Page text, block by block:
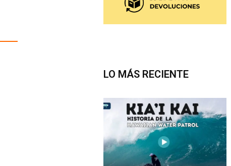
LO MÁS RECIENTE